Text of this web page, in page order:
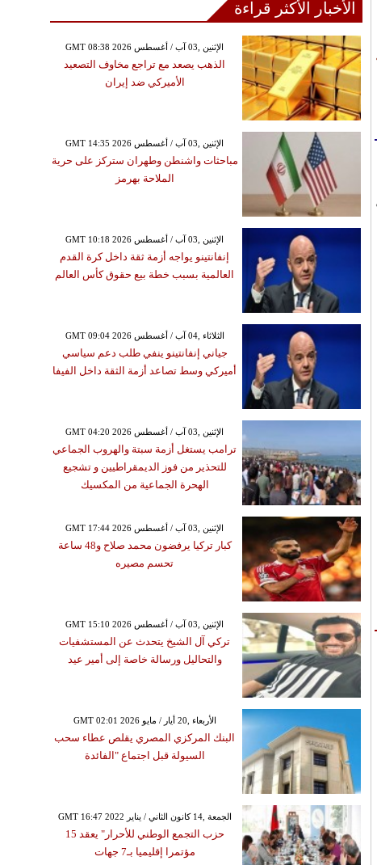
السبت ,01 آب / أغسطس GMT 11:58
2026
تناغم وتنسيقات ملهمة تُبرز
أناقة النجمات مع شركائهن
الأخبار الأكثر قراءة
GMT 08:38 2026 الإثنين ,03 آب / أغسطس
الذهب يصعد مع تراجع مخاوف التصعيد
الأميركي ضد إيران
GMT 14:35 2026 الإثنين ,03 آب / أغسطس
مباحثات واشنطن وطهران ستركز على حرية
الملاحة بهرمز
GMT 10:18 2026 الإثنين ,03 آب / أغسطس
إنفانتينو يواجه أزمة ثقة داخل كرة القدم
العالمية بسبب خطة بيع حقوق كأس العالم
GMT 09:04 2026 الثلاثاء ,04 آب / أغسطس
جياني إنفانتينو ينفي طلب دعم سياسي
أميركي وسط تصاعد أزمة الثقة داخل الفيفا
GMT 04:20 2026 الإثنين ,03 آب / أغسطس
ترامب يستغل أزمة سبتة والهروب الجماعي
للتحذير من فوز الديمقراطيين و تشجيع
الهحرة الجماعية من المكسيك
GMT 17:44 2026 الإثنين ,03 آب / أغسطس
كبار تركيا يرفضون محمد صلاح و48 ساعة
تحسم مصيره
GMT 15:10 2026 الإثنين ,03 آب / أغسطس
تركي آل الشيخ يتحدث عن المستشفيات
والتحاليل ورسالة خاصة إلى أمير عيد
GMT 02:01 2026 الأربعاء ,20 أيار / مايو
البنك المركزي المصري يقلص عطاء سحب
السيولة قبل اجتماع "الفائدة
GMT 16:47 2022 الجمعة ,14 كانون الثاني / يناير
حزب التجمع الوطني للأحرار" يعقد 15
مؤتمرا إقليميا بـ7 جهات